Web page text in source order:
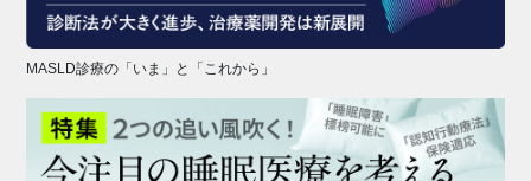
MASLD診療の「いま」と「これから」